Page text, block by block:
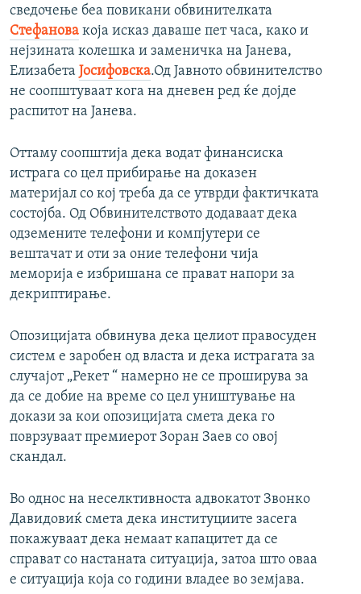
сведочење беа повикани обвинителката
Стефанова која исказ даваше пет часа, како и
нејзината колешка и заменичка на Јанева,
Елизабета Јосифовска.Од Јавното обвинителство
не соопштуваат кога на дневен ред ќе дојде
распитот на Јанева.
Оттаму соопштија дека водат финансиска
истрага со цел прибирање на доказен
материјал со кој треба да се утврди фактичката
состојба. Од Обвинителството додаваат дека
одземените телефони и компјутери се
вештачат и оти за оние телефони чија
меморија е избришана се прават напори за
декриптирање.
Опозицијата обвинува дека целиот правосуден
систем е заробен од власта и дека истрагата за
случајот „Рекет “ намерно не се проширува за
да се добие на време со цел уништување на
докази за кои опозицијата смета дека го
поврзуваат премиерот Зоран Заев со овој
скандал.
Во однос на неселктивноста адвокатот Звонко
Давидовиќ смета дека институциите засега
покажуваат дека немаат капацитет да се
справат со настаната ситуација, затоа што оваа
е ситуација која со години владее во земјава.